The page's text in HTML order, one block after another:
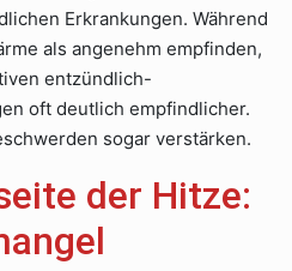
Erkrankungen. Während
als angenehm empfinden,
entzündlich-
oft deutlich empfindlicher.
sogar verstärken.
der Hitze: